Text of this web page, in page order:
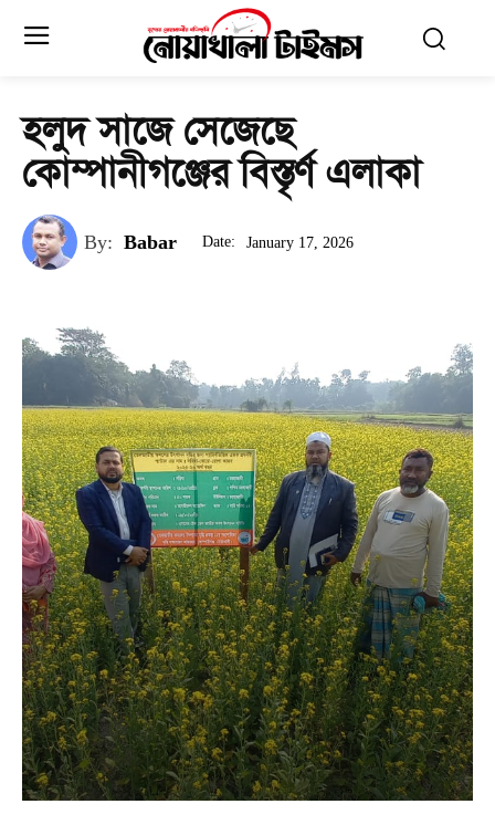
হলুদ সাজে সেজেছে
কোম্পানীগঞ্জের বিস্তৃর্ণ এলাকা
By: Babar Date: January 17, 2026